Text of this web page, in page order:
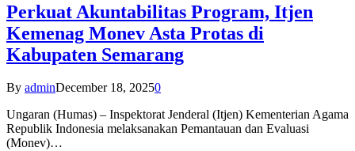
Perkuat Akuntabilitas Program, Itjen
Kemenag Monev Asta Protas di
Kabupaten Semarang
By adminDecember 18, 20250
Ungaran (Humas) – Inspektorat Jenderal (Itjen) Kementerian Agama
Republik Indonesia melaksanakan Pemantauan dan Evaluasi
(Monev)…